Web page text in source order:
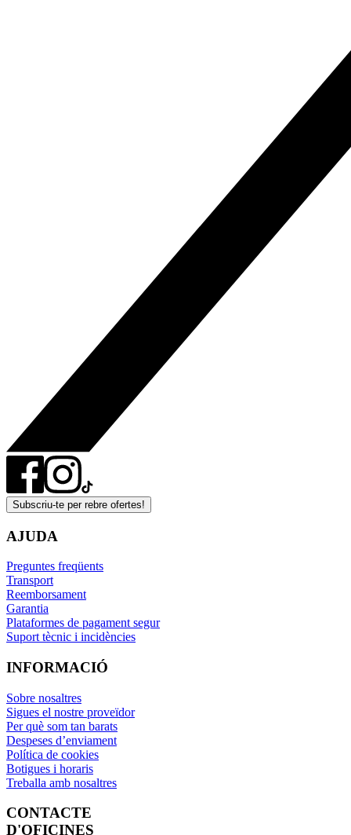
Subscriu-te per rebre ofertes!
AJUDA
Preguntes freqüents
Transport
Reemborsament
Garantia
Plataformes de pagament segur
Suport tècnic i incidències
INFORMACIÓ
Sobre nosaltres
Sigues el nostre proveïdor
Per què som tan barats
Despeses d’enviament
Política de cookies
Botigues i horaris
Treballa amb nosaltres
CONTACTE
D'OFICINES